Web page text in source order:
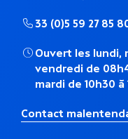
q
33 (0)5 59 27 85
Ouvert les lundi,
vendredi de
mardi de 10h30 à
Contact